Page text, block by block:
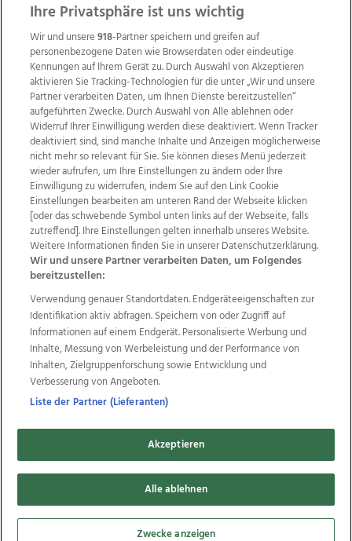
Wir über uns Mediadaten Kontakt
Jobs
Datenschutz
Impressum
AGB Anzeigekunden
AGB Website
Ehrenkodex Politische Werbung
Weitere Angebote des Medienhauses Wimmer
TV1 di-mog-i.at OÖNow
Ischler Woche
Life Radio
OÖNachrichten
OÖN Immobilien
OÖN Karriere
OÖN Reise
Promenaden Galerien
Regionaljobs
wasistlos.at wirtrauern.at
Copyrights © 2026 Tips Zeitungs GmbH & Co KG
developed by
Ihre Privatsphäre ist uns wichtig
Wir und unsere918-Partner speichern und greifen auf
personenbezogene Daten wie Browserdaten oder eindeutige
Kennungen auf Ihrem Gerät zu. Durch Auswahl von Akzeptieren
aktivieren Sie Tracking-Technologien für die unter „Wir und unsere
Partner verarbeiten Daten, um Ihnen Dienste bereitzustellen“
aufgeführten Zwecke. Durch Auswahl von Alle ablehnen oder
Widerruf Ihrer Einwilligung werden diese deaktiviert. Wenn Tracker
deaktiviert sind, sind manche Inhalte und Anzeigen möglicherweise
nicht mehr so relevant für Sie. Sie können dieses Menü jederzeit
wieder aufrufen, um Ihre Einstellungen zu ändern oder Ihre
Einwilligung zu widerrufen, indem Sie auf den Link Cookie
Einstellungen bearbeiten am unteren Rand der Webseite klicken
[oder das schwebende Symbol unten links auf der Webseite, falls
zutreffend]. Ihre Einstellungen gelten innerhalb unseres Website.
Weitere Informationen finden Sie in unserer Datenschutzerklärung.
Wir und unsere Partner verarbeiten Daten, um Folgendes
bereitzustellen:
Verwendung genauer Standortdaten. Endgeräteeigenschaften zur
Identifikation aktiv abfragen. Speichern von oder Zugriff auf
Informationen auf einem Endgerät. Personalisierte Werbung und
Inhalte, Messung von Werbeleistung und der Performance von
Inhalten, Zielgruppenforschung sowie Entwicklung und
Verbesserung von Angeboten.
Liste der Partner (Lieferanten)
Akzeptieren
Alle ablehnen
Zwecke anzeigen